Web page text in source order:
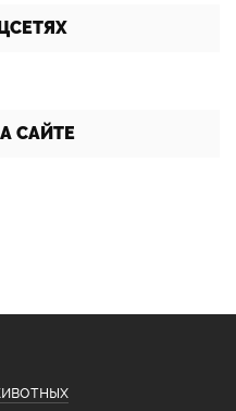
САЙТЕ